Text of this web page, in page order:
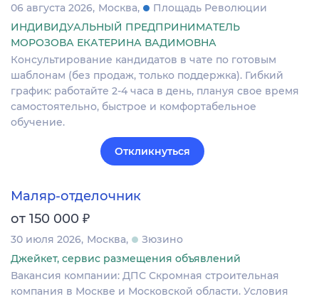
06 августа 2026 Москва
Площадь Революции
ИНДИВИДУАЛЬНЫЙ ПРЕДПРИНИМАТЕЛЬ
МОРОЗОВА ЕКАТЕРИНА ВАДИМОВНА
Консультирование кандидатов в чате по готовым
шаблонам (без продаж, только поддержка). Гибкий
график: работайте 2-4 часа в день, плануя свое время
самостоятельно, быстрое и комфортабельное
обучение.
Откликнуться
Маляр-отделочник
от 150 000 ₽
30 июля 2026 Москва
Зюзино
Джейкет, сервис размещения объявлений
Вакансия компании: ДПС Скромная строительная
компания в Москве и Московской области. Условия